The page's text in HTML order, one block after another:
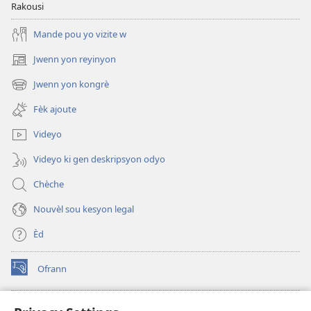
Rakousi
Mande pou yo vizite w
Jwenn yon reyinyon
(opens
new
window)
Jwenn yon kongrè
(opens
new
window)
Fèk ajoute
Videyo
Videyo ki gen deskripsyon odyo
Chèche
Nouvèl sou kesyon legal
Èd
Ofrann
(opens
new
Bibliyotèk sou Entènèt